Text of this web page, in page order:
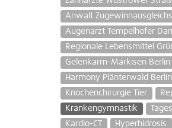
Anwalt
Augenarzt Tempelhofer
Regionale Lebensmittel
Gelenkarm-Markisen Berlin
Harmony Plänterwald Berlin
Knochenchirurgie Tier
Krankengymnastik
Kardio-CT
Hyperhidrosis